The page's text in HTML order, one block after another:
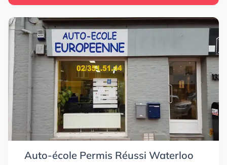
Auto-école Permis Réussi Waterloo
5.0
0.0 5.0
0.0